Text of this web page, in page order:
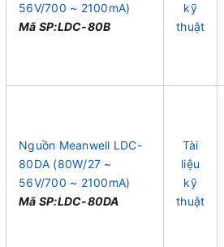
56V/700 ~ 2100mA)
Mã SP:LDC-80B
kỹ
thuật
Nguồn Meanwell LDC-
80DA (80W/27 ~
56V/700 ~ 2100mA)
Mã SP:LDC-80DA
Tài
liệu
kỹ
thuật